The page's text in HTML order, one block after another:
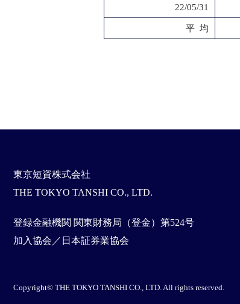
22/05/31
平 均
東京短資株式会社
THE TOKYO TANSHI CO., LTD.
登録金融機関 関東財務局（登金）第524号
加入協会／日本証券業協会
Copyright© THE TOKYO TANSHI CO., LTD. All rights reserved.